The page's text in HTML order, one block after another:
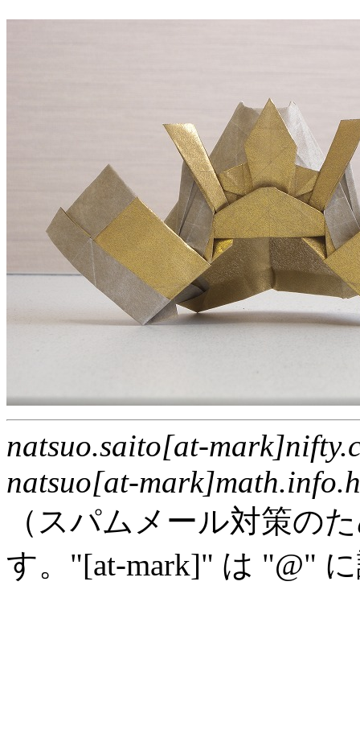
natsuo.saito[at-
natsuo[at-
（スパムメール対策の
す。"[at-mark]" は "@"